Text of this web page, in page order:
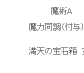
魔術A
魔力同調（付
劣化状態
満天の宝石箱
それは天
このスキル